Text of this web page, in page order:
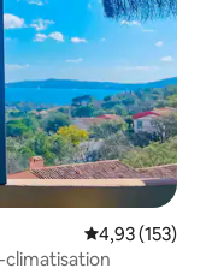
Évaluation
4,93 (153)
climatisation